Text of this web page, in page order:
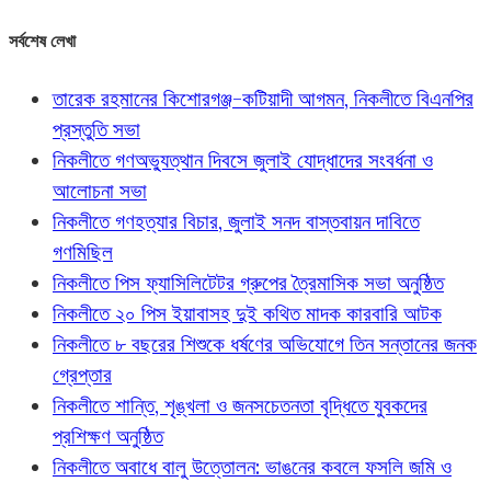
সর্বশেষ লেখা
তারেক রহমানের কিশোরগঞ্জ-কটিয়াদী আগমন, নিকলীতে বিএনপির
প্রস্তুতি সভা
নিকলীতে গণঅভ্যুত্থান দিবসে জুলাই যোদ্ধাদের সংবর্ধনা ও
আলোচনা সভা
নিকলীতে গণহত্যার বিচার, জুলাই সনদ বাস্তবায়ন দাবিতে
গণমিছিল
নিকলীতে পিস ফ্যাসিলিটেটর গ্রুপের ত্রৈমাসিক সভা অনুষ্ঠিত
নিকলীতে ২০ পিস ইয়াবাসহ দুই কথিত মাদক কারবারি আটক
নিকলীতে ৮ বছরের শিশুকে ধর্ষণের অভিযোগে তিন সন্তানের জনক
গ্রেপ্তার
নিকলীতে শান্তি, শৃঙ্খলা ও জনসচেতনতা বৃদ্ধিতে যুবকদের
প্রশিক্ষণ অনুষ্ঠিত
নিকলীতে অবাধে বালু উত্তোলন: ভাঙনের কবলে ফসলি জমি ও